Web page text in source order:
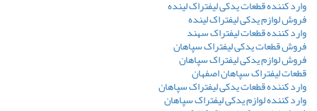
وارد کننده قطعات یدکی لیفتراک لینده
فروش لوازم یدکی لیفتراک لینده
وارد کننده قطعات لیفتراک سهند
فروش قطعات یدکی لیفتراک سپاهان
فروش لوازم یدکی لیفتراک سپاهان
قطعات لیفتراک سپاهان اصفهان
وارد کننده قطعات یدکی لیفتراک سپاهان
وارد کننده لوازم یدکی لیفتراک سپاهان